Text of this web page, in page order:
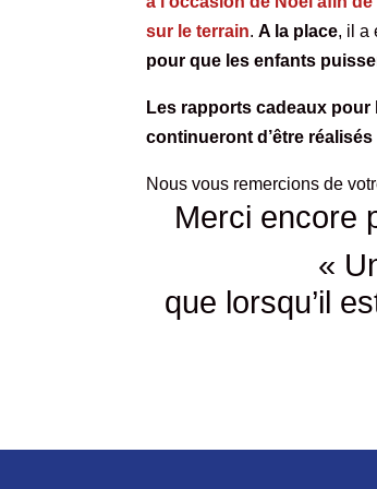
sur le terrain.A la place, il a
pour que les enfants
Les rapports cadeaux
continueront d’être réalisés
Nous vous remercions de
Merci encore
«
que lorsqu’il